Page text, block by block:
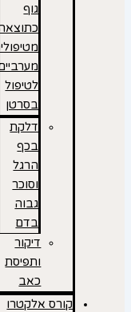
גוף
כתוצאה
מטיפולים
מערביים
לטיפול
בסרטן
דלקת
בכף
הרגל
וסוכר
גבוה
בדם
דיקור
ותפיסת
כאב
קורס אלקטרו